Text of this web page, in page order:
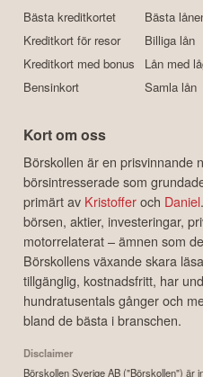
Bästa kreditkortet
Kreditkort för resor
Kreditkort med bonus
Bensinkort
Bästa
Billiga lån
Lån med
Samla lån
Kort om oss
Börskollen är en prisvinnande
börsintresserade som
primärt av Kristofferoch Daniel
börsen, aktier, investeringar,
motorrelaterat – ämnen som
Börskollens växande skara
tillgänglig, kostnadsfritt, har
hundratusentals gånger och
bland de bästa i branschen.
Disclaimer
Börskollen Sverige AB ("Börskollen") är